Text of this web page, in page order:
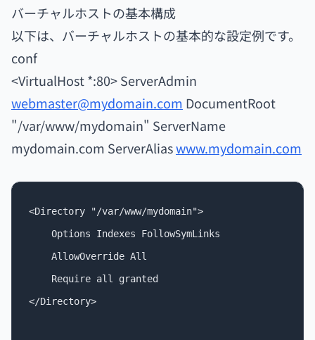
バーチャルホストの基本構成
以下は、バーチャルホストの基本的な設定例です。
conf
<VirtualHost *:80> ServerAdmin
webmaster@mydomain.com DocumentRoot
"/var/www/mydomain" ServerName
mydomain.com ServerAliaswww.mydomain.com
<Directory "/var/www/mydomain">
    Options Indexes FollowSymLinks
    AllowOverride All
    Require all granted
</Directory>